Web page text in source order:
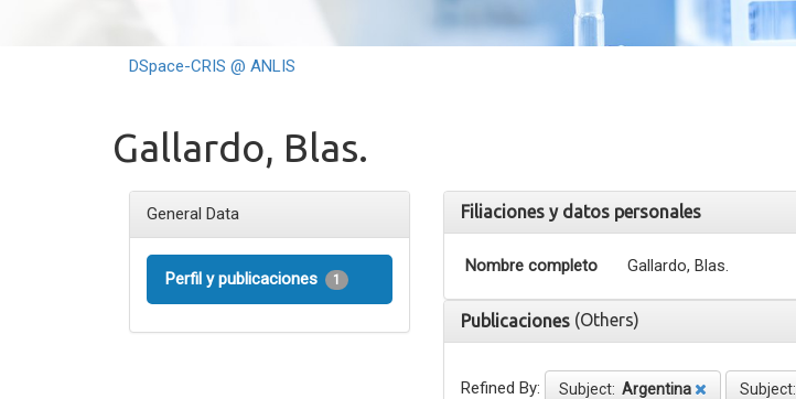
DSpace-CRIS @ ANLIS
Gallardo, Blas.
General Data
Perfil y publicaciones 1
Filiaciones y datos personales
Nombre completo Gallardo, Blas.
Publicaciones (Others)
Refined By: Subject: Argentina Subject: